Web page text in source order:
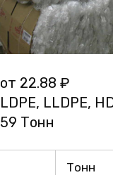
от 22.88 ₽
LDPE, LLDPE,
59 Тонн
Тонн